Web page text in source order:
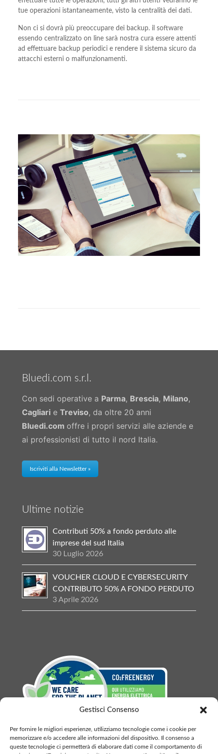
Gestisci Consenso
Per fornire le migliori esperienze, utilizziamo tecnologie come i cookie per
memorizzare e/o accedere alle informazioni del dispositivo. Il consenso a
queste tecnologie ci permetterà di elaborare dati come il comportamento di
tue operazioni istantaneamente, visto la centralità dei dati.
Non ci si dovrà più preoccupare dei backup. il software
essendo centralizzato on line sarà nostra cura essere attenti
ad effettuare backup periodici e rendere il sistema sicuro da
attacchi esterni o malfunzionamenti.
Bluedi.com s.r.l.
Con sedi operative a Parma, Brescia, Milano,
Cagliari e Treviso, da oltre 20 anni
Bluedi.com offre i propri servizi alle aziende e
ai professionisti di tutto il nord Italia.
Iscriviti alla Newsletter »
Ultime notizie
Contributi 50% a fondo perduto alle
imprese del sud Italia
30 Luglio 2026
VOUCHER CLOUD E CYBERSECURITY
CONTRIBUTO 50% A FONDO PERDUTO
3 Aprile 2026